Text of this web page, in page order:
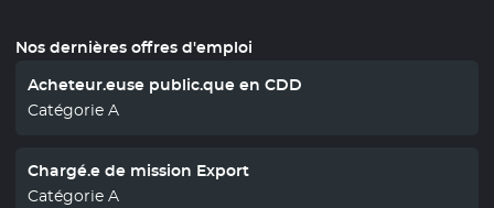
Nos dernières offres d'emploi
Acheteur.euse public.que en CDD
Catégorie A
Chargé.e de mission Export
Catégorie A